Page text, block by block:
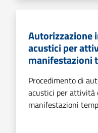
Autorizzazione
acustici per
manifestazioni
Procedimento di
acustici per attività
manifestazioni